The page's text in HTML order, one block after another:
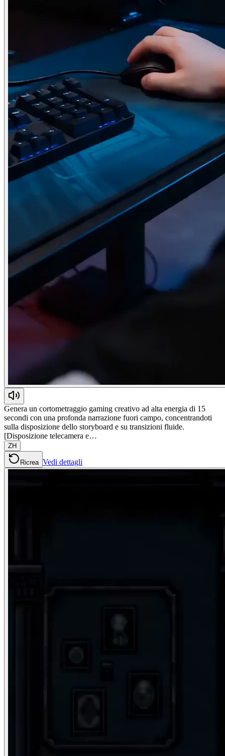
Genera un cortometraggio gaming creativo ad alta energia di 15
secondi con una profonda narrazione fuori campo, concentrandoti
sulla disposizione dello storyboard e su transizioni fluide.
[Disposizione telecamera e…
ZH
Ricrea Vedi dettagli